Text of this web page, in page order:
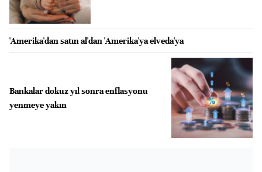
'Amerika'dan satın al'dan 'Amerika'ya elveda'ya
Bankalar dokuz yıl sonra enflasyonu
yenmeye yakın